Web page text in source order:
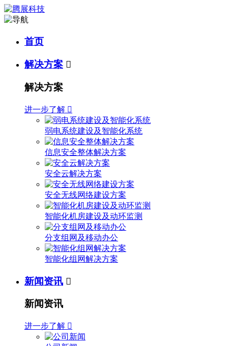
首页
解决方案 
解决方案
进一步了解 
弱电系统建设及智能化系统
信息安全整体解决方案
安全云解决方案
安全无线网络建设方案
智能化机房建设及动环监测
分支组网及移动办公
智能化组网解决方案
新闻资讯 
新闻资讯
进一步了解 